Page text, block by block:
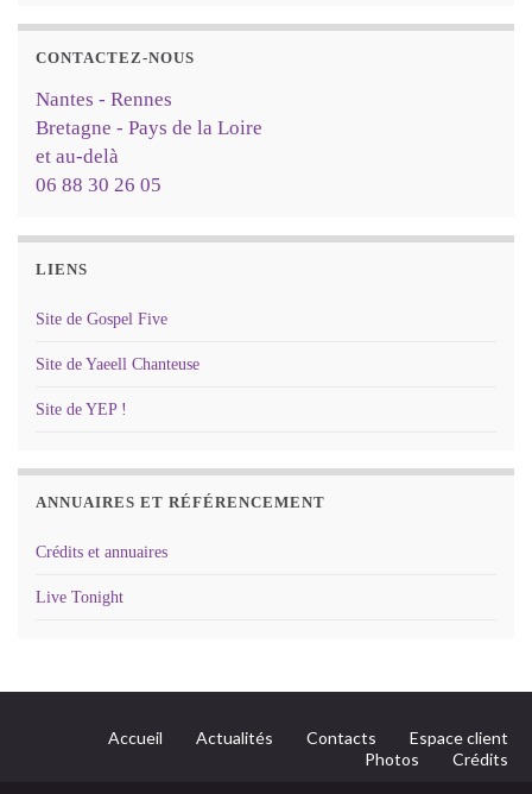
CONTACTEZ-NOUS
Nantes - Rennes
Bretagne - Pays de la Loire
et au-delà
06 88 30 26 05
LIENS
Site de Gospel Five
Site de Yaeell Chanteuse
Site de YEP !
ANNUAIRES ET RÉFÉRENCEMENT
Crédits et annuaires
Live Tonight
Accueil Actualités Contacts
Espace client
Photos
Crédits